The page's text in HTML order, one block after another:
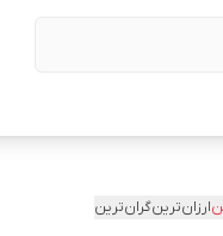
ارزان‌ترینگران‌ترین